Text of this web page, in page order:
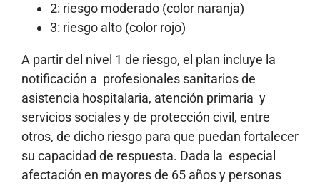
2: riesgo moderado (color naranja)
3: riesgo alto (color rojo)
A partir del nivel 1 de riesgo, el plan incluye la
notificación a profesionales sanitarios de
asistencia hospitalaria, atención primaria y
servicios sociales y de protección civil, entre
otros, de dicho riesgo para que puedan fortalecer
su capacidad de respuesta. Dada la especial
afectación en mayores de 65 años y personas